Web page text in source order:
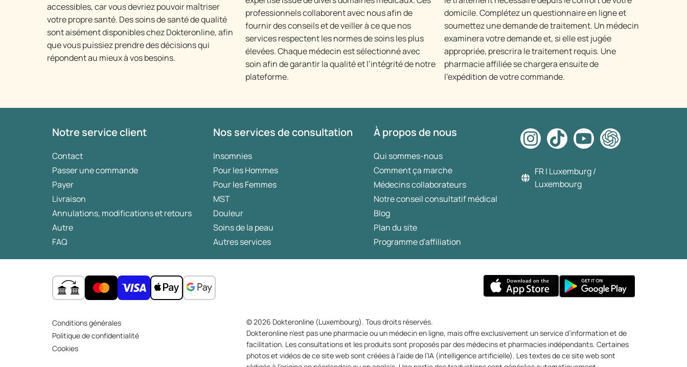
accessibles, car vous devriez pouvoir maîtriser
votre propre santé. Des soins de santé de qualité
sont aisément disponibles chez Dokteronline, afin
que vous puissiez prendre des décisions qui
répondent au mieux à vos besoins.
professionnels collaborent avec nous afin de
fournir des conseils et de veiller à ce que nos
services respectent les normes de soins les plus
élevées. Chaque médecin est sélectionné avec
soin afin de garantir la qualité et l’intégrité de notre
plateforme.
domicile. Complétez un questionnaire en ligne et
soumettez une demande de traitement. Un médecin
examinera votre demande et, si elle est jugée
appropriée, prescrira le traitement requis. Une
pharmacie affiliée se chargera ensuite de
l'expédition de votre commande.
Notre service client
Contact
Passer une commande
Payer
Livraison
Annulations, modifications et retours
Autre
FAQ
Nos services de consultation
Insomnies
Pour les Hommes
Pour les Femmes
MST
Douleur
Soins de la peau
Autres services
À propos de nous
Qui sommes-nous
Comment ça marche
Médecins collaborateurs
Notre conseil consultatif médical
Blog
Plan du site
Programme d'affiliation
FR | Luxemburg /
Luxembourg
Conditions générales
Politique de confidentialité
Cookies
© 2026 Dokteronline (Luxembourg). Tous droits réservés.
Dokteronline n’est pas une pharmacie ou un médecin en ligne, mais offre exclusivement un service d’information et de
facilitation. Les consultations et les produits sont proposés par des médecins et pharmacies indépendants. Certaines
photos et vidéos de ce site web sont créées à l’aide de l’IA (intelligence artificielle). Les textes de ce site web sont